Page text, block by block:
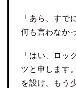
「あら、すで
何も言わなか
「はい、ロッ
ツと申します
を設け、もう